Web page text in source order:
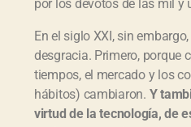
por los devotos de las mil y
En el siglo XXI, sin
desgracia. Primero, porque
tiempos, el mercado y los
hábitos) cambiaron. Y
virtud de la tecnología, de